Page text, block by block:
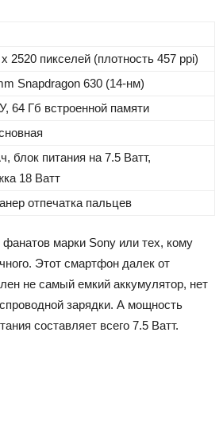
x 2520 пикселей (плотность 457 ppi)
Snapdragon 630 (14-нм)
64 Гб встроенной памяти
блок питания на 7.5 Ватт,
18 Ватт
отпечатка пальцев
марки Sony или тех, кому
Этот смартфон далек от
не самый емкий аккумулятор, нет
зарядки. А мощность
составляет всего 7.5 Ватт.